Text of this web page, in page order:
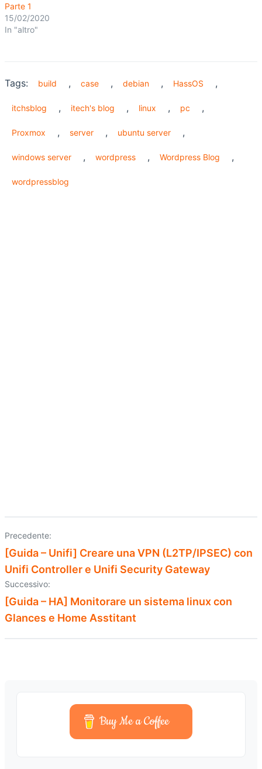
Parte 1
15/02/2020
In "altro"
Tags: build , case , debian , HassOS ,
itchsblog , itech's blog , linux , pc ,
Proxmox , server , ubuntu server ,
windows server , wordpress , Wordpress Blog ,
wordpressblog
Precedente:
[Guida – Unifi] Creare una VPN (L2TP/IPSEC) con
Unifi Controller e Unifi Security Gateway
Successivo:
[Guida – HA] Monitorare un sistema linux con
Glances e Home Asstitant
Buy Me a Coffee